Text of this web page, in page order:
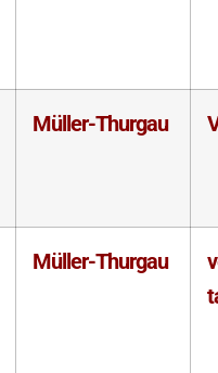
Müller-Thurgau
Müller-Thurgau